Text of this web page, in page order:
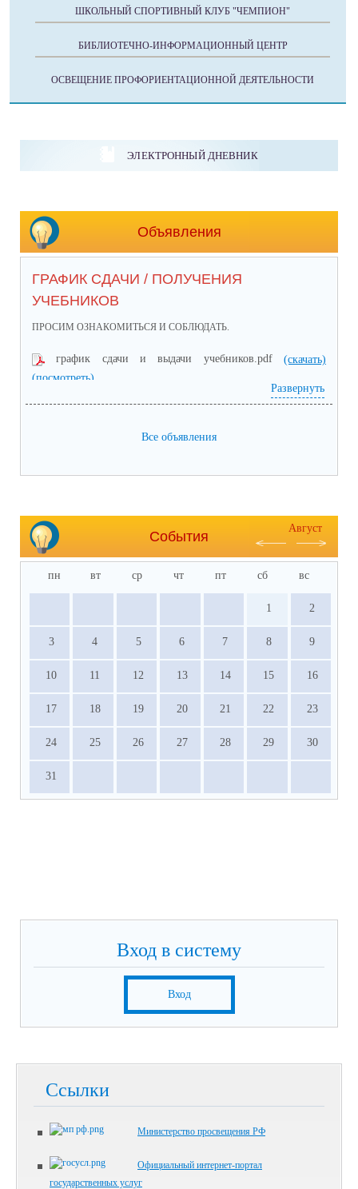
ШКОЛЬНЫЙ СПОРТИВНЫЙ КЛУБ "ЧЕМПИОН"
БИБЛИОТЕЧНО-ИНФОРМАЦИОННЫЙ ЦЕНТР
ОСВЕЩЕНИЕ ПРОФОРИЕНТАЦИОННОЙ ДЕЯТЕЛЬНОСТИ
ЭЛЕКТРОННЫЙ ДНЕВНИК
Объявления
ГРАФИК СДАЧИ / ПОЛУЧЕНИЯ
УЧЕБНИКОВ
ПРОСИМ ОЗНАКОМИТЬСЯ И СОБЛЮДАТЬ.
график сдачи и выдачи учебников.pdf(скачать)
(посмотреть)
Развернуть
Все объявления
События
Август
пн вт ср чт пт сб вс
1 2
3 4 5 6 7 8 9
10 11 12 13 14 15 16
17 18 19 20 21 22 23
24 25 26 27 28 29 30
31
Вход в систему
Вход
Ссылки
Министерство просвещения РФ
Официальный интернет-портал
государственных услуг